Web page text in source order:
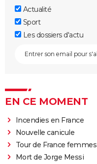
Actualité
Sport
Les dossiers d'actu
EN CE MOMENT
Incendies en France
Nouvelle canicule
Tour de France femmes
Mort de Jorge Messi